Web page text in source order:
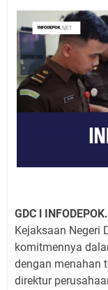
GDC l
Kejaksaan Negeri
komitmennya
dengan menahan
direktur